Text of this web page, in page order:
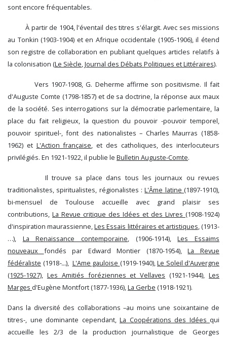
sont encore fréquentables.
À partir de 1904, l'éventail des titres s'élargit. Avec ses missions
au Tonkin (1903-1904) et en Afrique occidentale (1905-1906), il étend
son registre de collaboration en publiant quelques articles relatifs à
la colonisation (Le Siècle,Journal des Débats Politiques et Littéraires).
Vers 1907-1908, G. Deherme affirme son positivisme. Il fait
d'Auguste Comte (1798-1857) et de sa doctrine, la réponse aux maux
de la société. Ses interrogations sur la démocratie parlementaire, la
place du fait religieux, la question du pouvoir -pouvoir temporel,
pouvoir spirituel-, font des nationalistes – Charles Maurras (1858-
1962) et L'Action française, et des catholiques, des interlocuteurs
privilégiés. En 1921-1922, il publie le Bulletin Auguste-Comte.
Il trouve sa place dans tous les journaux ou revues
traditionalistes, spiritualistes, régionalistes :L'Âme latine (1897-1910),
bi-mensuel de Toulouse accueille avec grand plaisir ses
contributions, La Revue critique des Idées et des Livres (1908-1924)
d'inspiration maurassienne,Les Essais littéraires et artistiques, (1913-
…), La Renaissance contemporaine, (1906-1914),Les Essaims
nouveaux fondés par Edward Montier (1870-1954),La Revue
fédéraliste (1918-...), L'Ame gauloise (1919-1940),Le Soleil d'Auvergne
(1925-1927), Les Amitiés foréziennes et Vellaves (1921-1944),Les
Marges d'Eugène Montfort (1877-1936),La Gerbe (1918-1921).
Dans la diversité des collaborations –au moins une soixantaine de
titres-, une dominante cependant, La Coopérations des Idées qui
accueille les 2/3 de la production journalistique de Georges